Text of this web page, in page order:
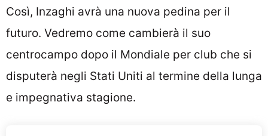
Così, Inzaghi avrà una nuova pedina per il
futuro. Vedremo come cambierà il suo
centrocampo dopo il Mondiale per club che si
disputerà negli Stati Uniti al termine della lunga
e impegnativa stagione.